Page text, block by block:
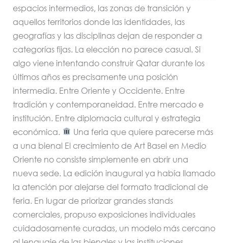
espacios intermedios, las zonas de transición y
aquellos territorios donde las identidades, las
geografías y las disciplinas dejan de responder a
categorías fijas. La elección no parece casual. Si
algo viene intentando construir Qatar durante los
últimos años es precisamente una posición
intermedia. Entre Oriente y Occidente. Entre
tradición y contemporaneidad. Entre mercado e
institución. Entre diplomacia cultural y estrategia
económica.
Una feria que quiere parecerse más
a una bienal El crecimiento de Art Basel en Medio
Oriente no consiste simplemente en abrir una
nueva sede. La edición inaugural ya había llamado
la atención por alejarse del formato tradicional de
feria. En lugar de priorizar grandes stands
comerciales, propuso exposiciones individuales
cuidadosamente curadas, un modelo más cercano